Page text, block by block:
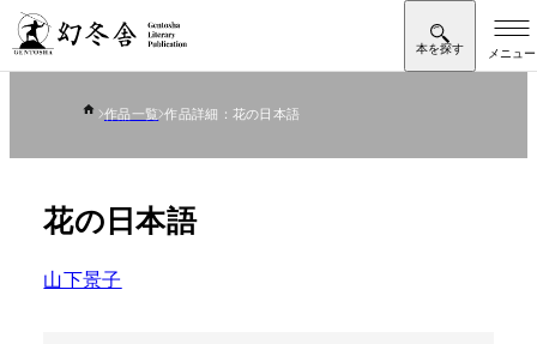
作品一覧 作品詳細：花の日本語
花の日本語
山下景子